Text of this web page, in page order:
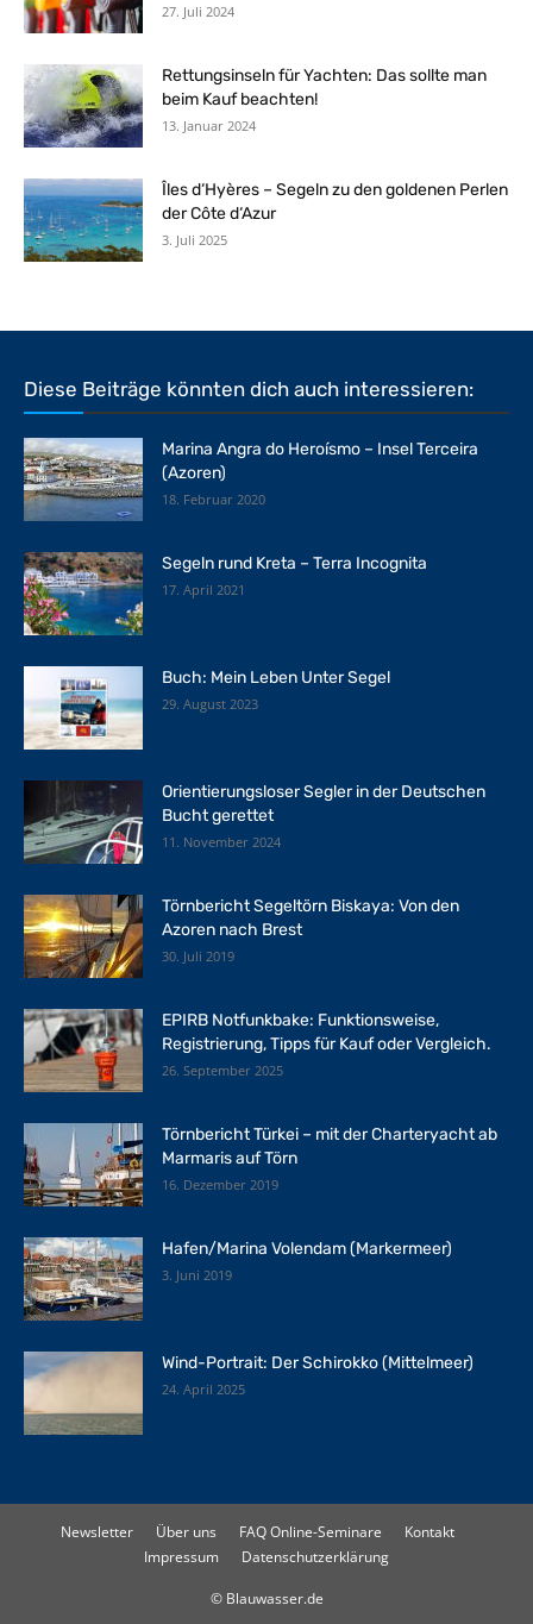
27. Juli 2024
Rettungsinseln für Yachten: Das sollte man
beim Kauf beachten!
13. Januar 2024
Îles d‘Hyères – Segeln zu den goldenen Perlen
der Côte d‘Azur
3. Juli 2025
Diese Beiträge könnten dich auch interessieren:
Marina Angra do Heroísmo – Insel Terceira
(Azoren)
18. Februar 2020
Segeln rund Kreta – Terra Incognita
17. April 2021
Buch: Mein Leben Unter Segel
29. August 2023
Orientierungsloser Segler in der Deutschen
Bucht gerettet
11. November 2024
Törnbericht Segeltörn Biskaya: Von den
Azoren nach Brest
30. Juli 2019
EPIRB Notfunkbake: Funktionsweise,
Registrierung, Tipps für Kauf oder Vergleich.
26. September 2025
Törnbericht Türkei – mit der Charteryacht ab
Marmaris auf Törn
16. Dezember 2019
Hafen/Marina Volendam (Markermeer)
3. Juni 2019
Wind-Portrait: Der Schirokko (Mittelmeer)
24. April 2025
Newsletter Über uns FAQ Online-Seminare
Kontakt
Impressum
Datenschutzerklärung
© Blauwasser.de